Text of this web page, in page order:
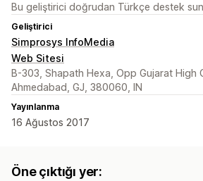
Bu geliştirici doğrudan Türkçe destek
Geliştirici
Simprosys InfoMedia
Web Sitesi
B-303, Shapath Hexa, Opp Gujarat High
Ahmedabad, GJ, 380060, IN
Yayınlanma
16 Ağustos 2017
Öne çıktığı yer: